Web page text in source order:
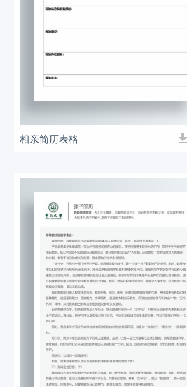
相亲简历表格